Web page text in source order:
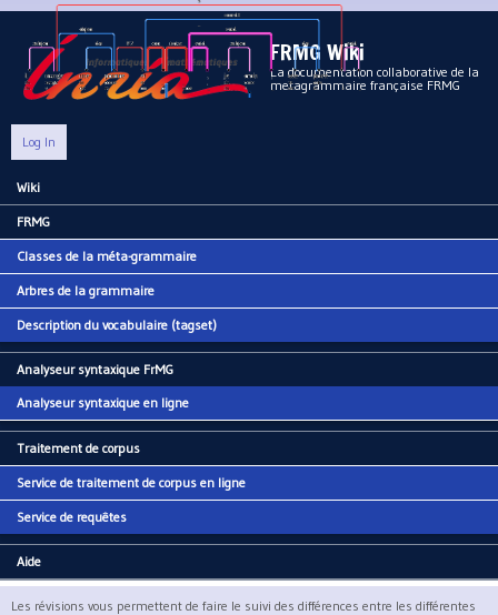
Aller au contenu principal
FRMG Wiki
La documentation collaborative de la
metagrammaire française FRMG
Log In
Main menu
Wiki
FRMG
Classes de la méta-grammaire
Arbres de la grammaire
Description du vocabulaire (tagset)
Analyseur syntaxique FrMG
Analyseur syntaxique en ligne
Traitement de corpus
Service de traitement de corpus en ligne
Service de requêtes
Aide
Les révisions vous permettent de faire le suivi des différences entre les différentes